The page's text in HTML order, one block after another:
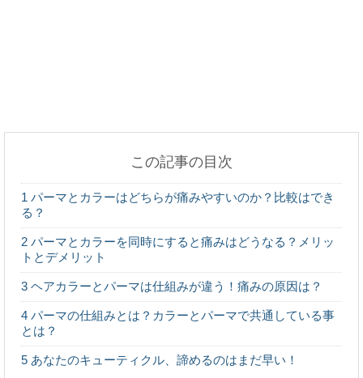
焼肉のバイトは匂いが染みつく？焼肉屋でのバイト
は○○が辛い！
ベランダのドアやサッシが重くて開かない時の対処
方法
この記事の目次
1 パーマとカラーはどちらが痛みやすいのか？比較はでき
る？
2 パーマとカラーを同時にすると痛みはどうなる？メリッ
トとデメリット
3 ヘアカラーとパーマは仕組みが違う！痛みの原因は？
4 パーマの仕組みとは？カラーとパーマで共通している事
とは？
5 あなたのキューティクル、諦めるのはまだ早い！